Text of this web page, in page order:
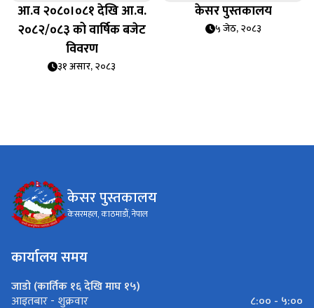
आ.व २०८०।०८१ देखि आ.व.
२०८२/०८३ को वार्षिक बजेट
विवरण
३१ असार, २०८३
केसर पुस्तकालय
५ जेठ, २०८३
केसर पुस्तकालय
केसरमहल, काठमाडाैं, नेपाल
कार्यालय समय
जाडो (कार्तिक १६ देखि माघ १५)
आइतबार - शुक्रवार
८:०० - ५:००